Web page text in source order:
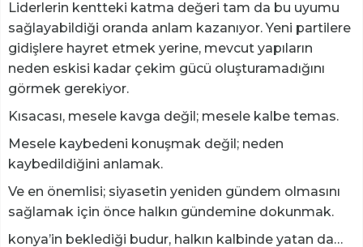
Liderlerin kentteki katma değeri tam da bu uyumu
sağlayabildiği oranda anlam kazanıyor. Yeni partilere
gidişlere hayret etmek yerine, mevcut yapıların
neden eskisi kadar çekim gücü oluşturamadığını
görmek gerekiyor.
Kısacası, mesele kavga değil; mesele kalbe temas.
Mesele kaybedeni konuşmak değil; neden
kaybedildiğini anlamak.
Ve en önemlisi; siyasetin yeniden gündem olmasını
sağlamak için önce halkın gündemine dokunmak.
konya’in beklediği budur, halkın kalbinde yatan da…